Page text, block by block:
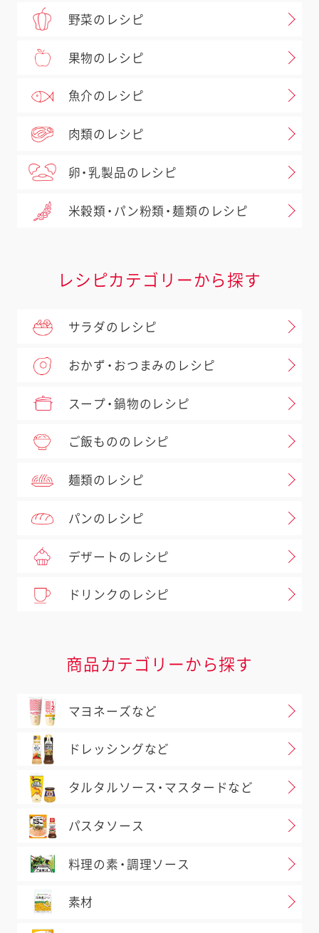
野菜のレシピ
果物のレシピ
魚介のレシピ
肉類のレシピ
卵・乳製品のレシピ
米穀類・パン粉類・麺類のレシピ
レシピカテゴリーから探す
サラダのレシピ
おかず・おつまみのレシピ
スープ・鍋物のレシピ
ご飯もののレシピ
麺類のレシピ
パンのレシピ
デザートのレシピ
ドリンクのレシピ
商品カテゴリーから探す
マヨネーズなど
ドレッシングなど
タルタルソース・マスタードなど
パスタソース
料理の素・調理ソース
素材